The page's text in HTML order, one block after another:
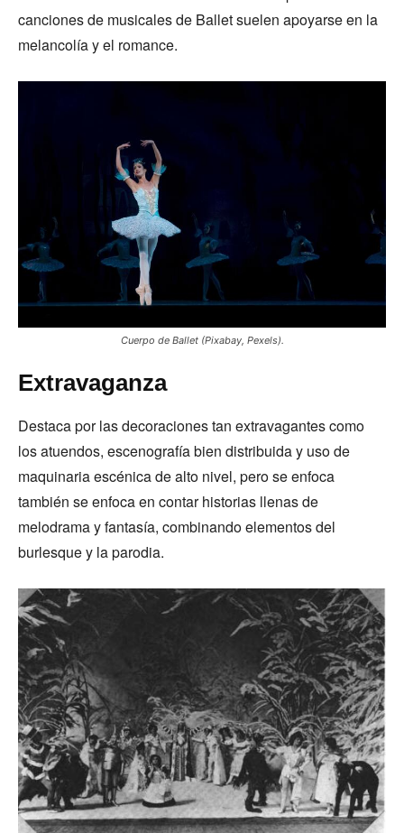
canciones de musicales de Ballet suelen apoyarse en la
melancolía y el romance.
Cuerpo de Ballet (Pixabay, Pexels).
Extravaganza
Destaca por las decoraciones tan extravagantes como
los atuendos, escenografía bien distribuida y uso de
maquinaria escénica de alto nivel, pero se enfoca
también se enfoca en contar historias llenas de
melodrama y fantasía, combinando elementos del
burlesque y la parodia.